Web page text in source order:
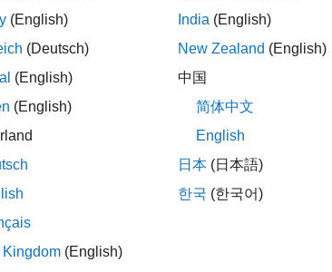
signals into a simulation for frequency response
switching or an average-value converter.
control theory. Alternatively, you can use
PID tuner apps to streamline the design.
(English)
(Deutsch)
(English)
(English)
Kingdom (English)
India (English)
New Zealand (English)
中国
简体中文
English
日本 (日本語)
한국 (한국어)